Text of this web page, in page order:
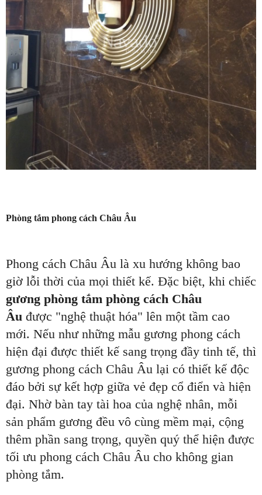
Phòng tắm phong cách Châu Âu
Phong cách Châu Âu là xu hướng không bao
giờ lỗi thời của mọi thiết kế. Đặc biệt, khi chiếc
gương phòng tắm phòng cách Châu
Âu được "nghệ thuật hóa" lên một tầm cao
mới. Nếu như những mẫu gương phong cách
hiện đại được thiết kế sang trọng đầy tinh tế, thì
gương phong cách Châu Âu lại có thiết kế độc
đáo bởi sự kết hợp giữa vẻ đẹp cổ điển và hiện
đại. Nhờ bàn tay tài hoa của nghệ nhân, mỗi
sản phẩm gương đều vô cùng mềm mại, cộng
thêm phần sang trọng, quyền quý thể hiện được
tối ưu phong cách Châu Âu cho không gian
phòng tắm.